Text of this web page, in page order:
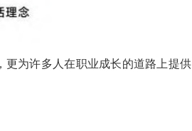
更为许多人在职业成长的道路上提供